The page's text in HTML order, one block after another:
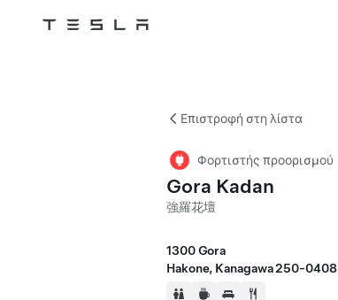
Tesla
Επιστροφή στη λίστα
Φορτιστής προορισμού
Gora Kadan
強羅花壇
1300 Gora
Hakone, Kanagawa 250-0408